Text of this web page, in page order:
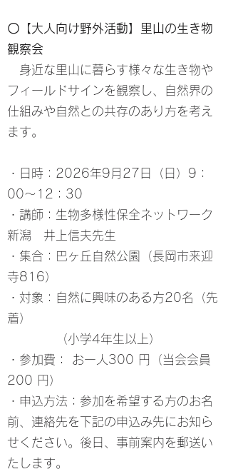
〇【大人向け野外活動】里山の生き物
観察会
身近な里山に暮らす様々な生き物や
フィールドサインを観察し、自然界の
仕組みや自然との共存のあり方を考え
ます。
・日時：2026年9月27日（日）9：
00～12：30
・講師：生物多様性保全ネットワーク
新潟 井上信夫先生
・集合：巴ヶ丘自然公園（長岡市来迎
寺816）
・対象：自然に興味のある方20名（先
着）
（小学4年生以上）
・参加費： お一人300 円（当会会員
200 円）
・申込方法：参加を希望する方のお名
前、連絡先を下記の申込み先にお知ら
せください。後日、事前案内を郵送い
たします。